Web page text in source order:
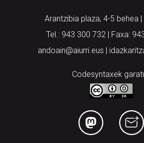
Arantzibia plaza, 4-5 behea |
Tel.: 943 300 732 | Faxa:
andoain@aiurri.eus |
Codesyntaxek